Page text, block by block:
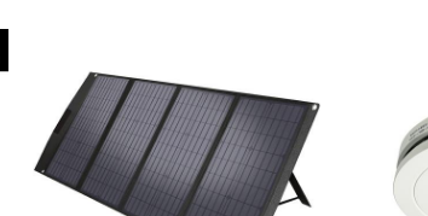
条件で絞り込む